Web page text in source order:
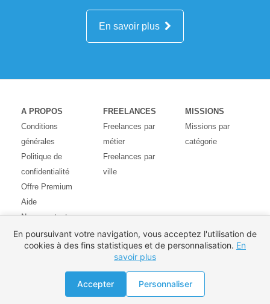
En savoir plus
A PROPOS
Conditions
générales
Politique de
confidentialité
Offre Premium
Aide
Nous contacter
Avis des
utilisateurs
FREELANCES
Freelances par
métier
Freelances par
ville
MISSIONS
Missions par
catégorie
En poursuivant votre navigation, vous acceptez l'utilisation de
cookies à des fins statistiques et de personnalisation. En
savoir plus
Accepter Personnaliser